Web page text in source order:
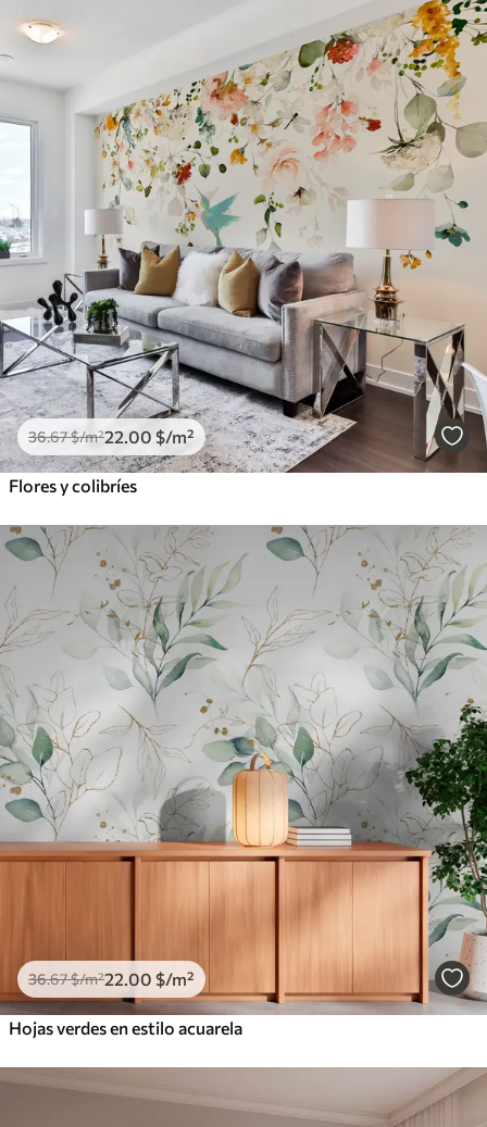
36.67$/m²22 .00 $/m²
Flores y colibríes
36.67$/m²22 .00 $/m²
Hojas verdes en estilo acuarela